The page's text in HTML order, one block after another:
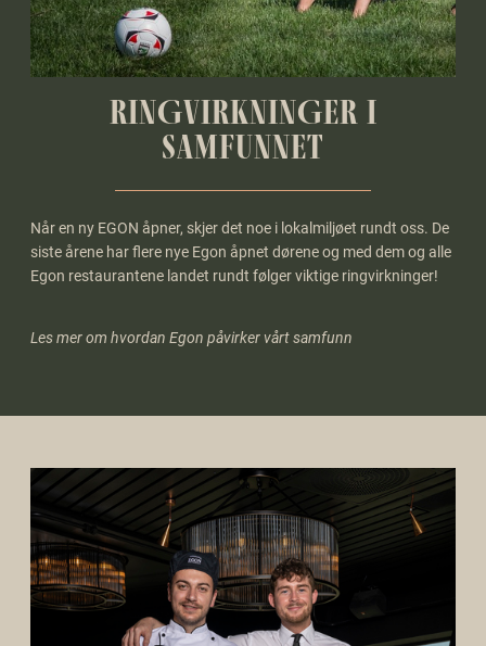
RINGVIRKNINGER I
SAMFUNNET
Når en ny EGON åpner, skjer det noe i lokalmiljøet rundt oss. De
siste årene har flere nye Egon åpnet dørene og med dem og alle
Egon restaurantene landet rundt følger viktige ringvirkninger!
Les mer om hvordan Egon påvirker vårt samfunn